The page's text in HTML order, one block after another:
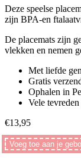
Deze speelse
zijn BPA-en
De placemats zijn
vlekken en nemen
Met liefde
Gratis
Ophalen in
Vele
€13,95
Voeg toe aan je